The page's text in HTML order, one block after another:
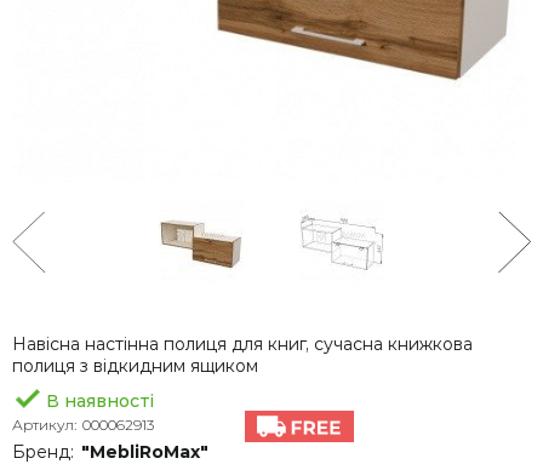
Навісна настінна полиця для книг, сучасна книжкова
полиця з відкидним ящиком
В наявності
Артикул: 000062913
Бренд: "MebliRoMax"